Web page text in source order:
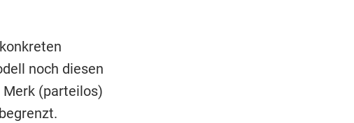
noch diesen
(parteilos)